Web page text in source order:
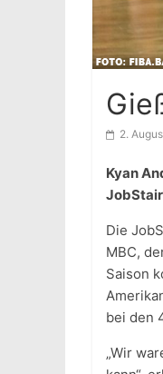
2.
Kyan
Die
MBC,
Saison
bei den
„Wir